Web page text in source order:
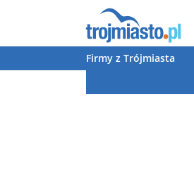
Firmy z Trójmiasta